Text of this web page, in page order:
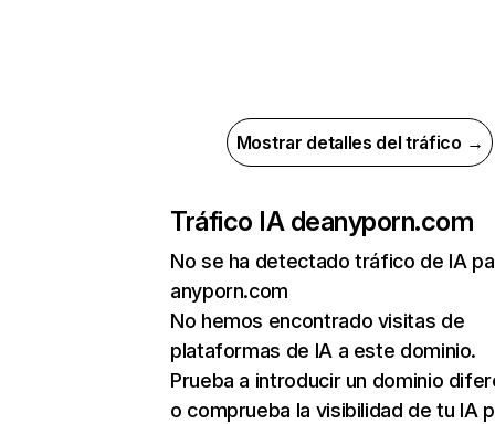
Mostrar detalles del tráfico →
Tráfico IA deanyporn.com
No se ha detectado tráfico de IA
anyporn.com
No hemos encontrado visitas de
plataformas de IA a este dominio.
Prueba a introducir un dominio
o comprueba la visibilidad de tu IA